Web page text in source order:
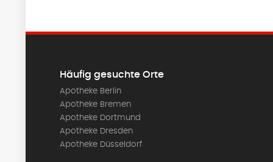
Häufig gesuchte Orte
Apotheke Berlin
Apotheke Bremen
Apotheke Dortmund
Apotheke Dresden
Apotheke Düsseldorf